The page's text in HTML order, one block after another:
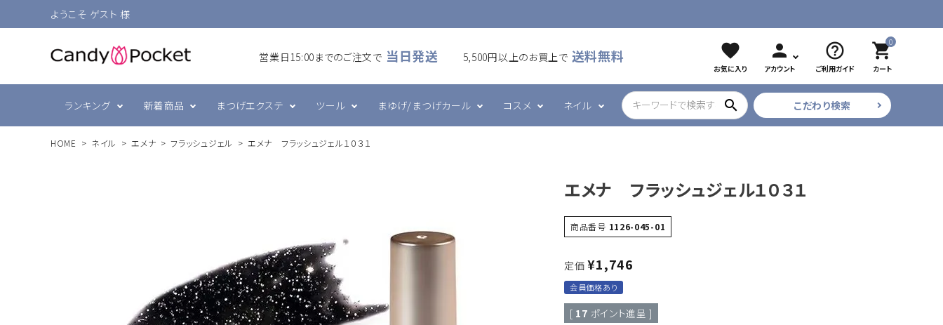
ようこそ ゲスト 様
営業日15:00までのご注文で 当日発送 5,500円以上のお買上で 送料無料 favorite
お気に入り
person
アカウント
help_outline
ご利用ガイド
0
shopping_cart
カート
ランキング 新着商品 まつげエクステ ツール まゆげ/まつげカール コスメ ネイル search こだわり検索
HOME ネイル エメナ フラッシュジェル エメナ フラッシュジェル１０３１
エメナ フラッシュジェル１０３１
商品番号 1126-045-01
定価 ¥1,746
会員価格あり
[ 17 ポイント進呈 ]